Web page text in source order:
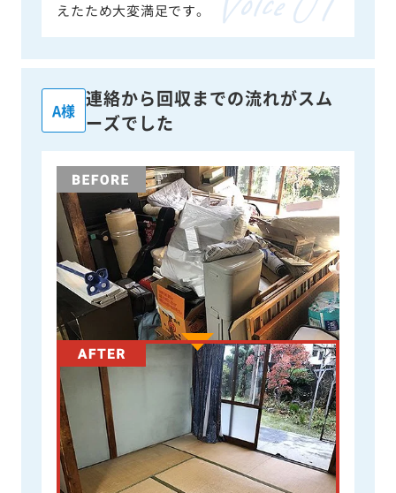
えたため大変満足です。
A様
連絡から回収までの流れがスム
ーズでした